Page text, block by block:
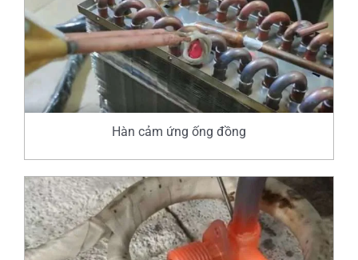
Hàn cảm ứng ống đồng